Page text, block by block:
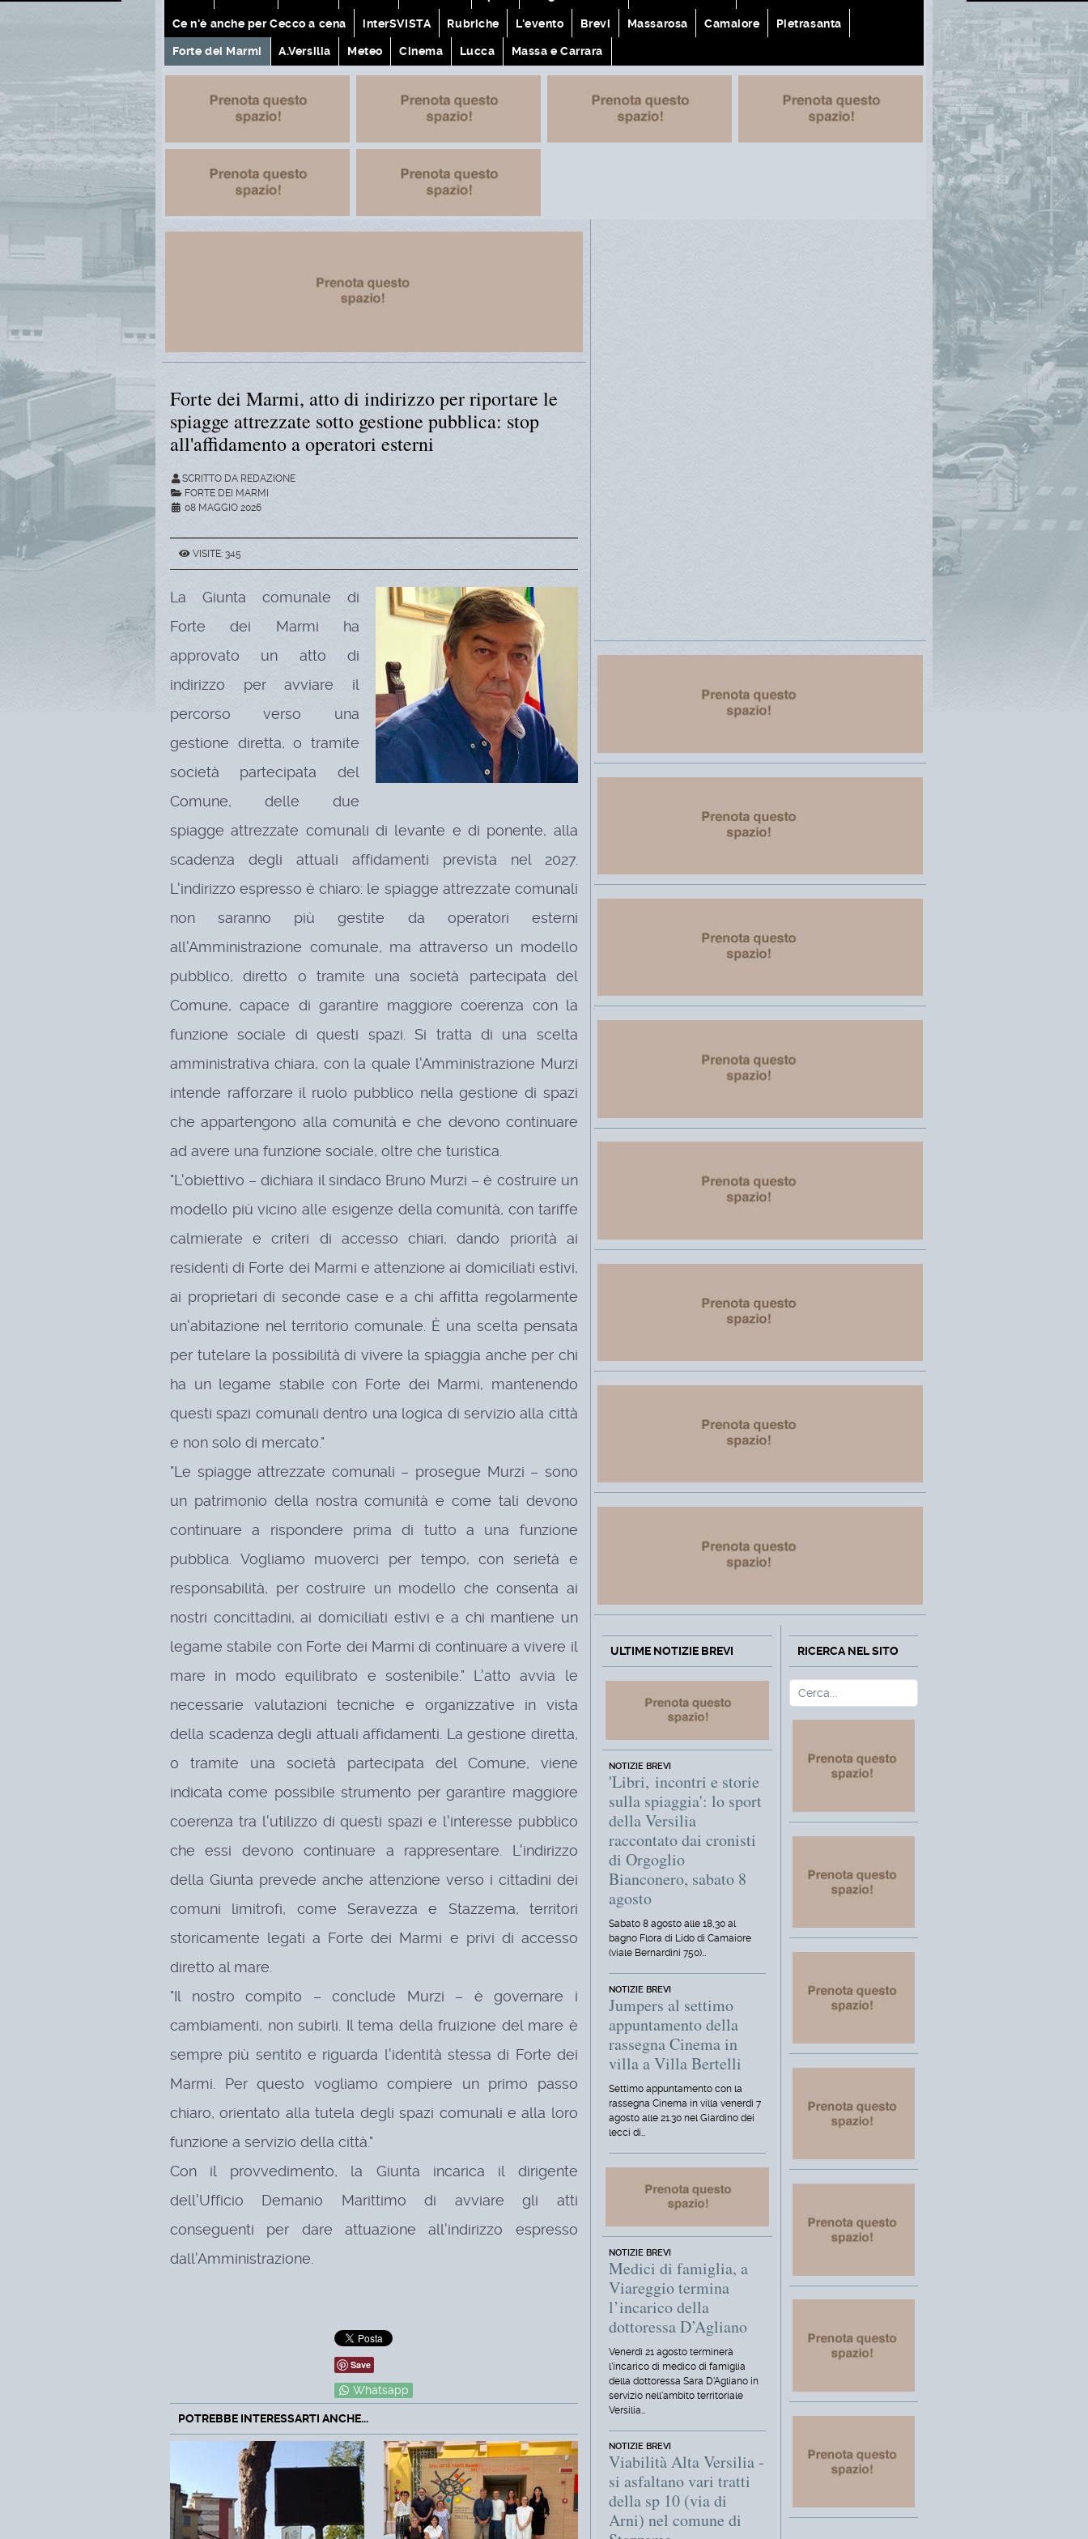
Ce n'è anche per Cecco a cena interSVISTA Rubriche L'evento Brevi Massarosa Camaiore Pietrasanta
Forte dei Marmi A.Versilia Meteo Cinema Lucca Massa e Carrara
Forte dei Marmi, atto di indirizzo per riportare le
spiagge attrezzate sotto gestione pubblica: stop
all'affidamento a operatori esterni
SCRITTO DA REDAZIONE
FORTE DEI MARMI
08 MAGGIO 2026
VISITE: 345
La Giunta comunale di
Forte dei Marmi ha
approvato un atto di
indirizzo per avviare il
percorso verso una
gestione diretta, o tramite
società partecipata del
Comune, delle due
spiagge attrezzate comunali di levante e di ponente, alla
scadenza degli attuali affidamenti prevista nel 2027.
L'indirizzo espresso è chiaro: le spiagge attrezzate comunali
non saranno più gestite da operatori esterni
all'Amministrazione comunale, ma attraverso un modello
pubblico, diretto o tramite una società partecipata del
Comune, capace di garantire maggiore coerenza con la
funzione sociale di questi spazi. Si tratta di una scelta
amministrativa chiara, con la quale l'Amministrazione Murzi
intende rafforzare il ruolo pubblico nella gestione di spazi
che appartengono alla comunità e che devono continuare
ad avere una funzione sociale, oltre che turistica.
"L'obiettivo – dichiara il sindaco Bruno Murzi – è costruire un
modello più vicino alle esigenze della comunità, con tariffe
calmierate e criteri di accesso chiari, dando priorità ai
residenti di Forte dei Marmi e attenzione ai domiciliati estivi,
ai proprietari di seconde case e a chi affitta regolarmente
un'abitazione nel territorio comunale. È una scelta pensata
per tutelare la possibilità di vivere la spiaggia anche per chi
ha un legame stabile con Forte dei Marmi, mantenendo
questi spazi comunali dentro una logica di servizio alla città
e non solo di mercato."
"Le spiagge attrezzate comunali – prosegue Murzi – sono
un patrimonio della nostra comunità e come tali devono
continuare a rispondere prima di tutto a una funzione
pubblica. Vogliamo muoverci per tempo, con serietà e
responsabilità, per costruire un modello che consenta ai
nostri concittadini, ai domiciliati estivi e a chi mantiene un
legame stabile con Forte dei Marmi di continuare a vivere il
mare in modo equilibrato e sostenibile." L'atto avvia le
necessarie valutazioni tecniche e organizzative in vista
della scadenza degli attuali affidamenti. La gestione diretta,
o tramite una società partecipata del Comune, viene
indicata come possibile strumento per garantire maggiore
coerenza tra l'utilizzo di questi spazi e l'interesse pubblico
che essi devono continuare a rappresentare. L'indirizzo
della Giunta prevede anche attenzione verso i cittadini dei
comuni limitrofi, come Seravezza e Stazzema, territori
storicamente legati a Forte dei Marmi e privi di accesso
diretto al mare.
"Il nostro compito – conclude Murzi – è governare i
cambiamenti, non subirli. Il tema della fruizione del mare è
sempre più sentito e riguarda l'identità stessa di Forte dei
Marmi. Per questo vogliamo compiere un primo passo
chiaro, orientato alla tutela degli spazi comunali e alla loro
funzione a servizio della città."
Con il provvedimento, la Giunta incarica il dirigente
dell'Ufficio Demanio Marittimo di avviare gli atti
conseguenti per dare attuazione all'indirizzo espresso
dall'Amministrazione.
Save
Whatsapp
POTREBBE INTERESSARTI ANCHE...
ULTIME NOTIZIE BREVI
NOTIZIE BREVI
'Libri, incontri e storie
sulla spiaggia': lo sport
della Versilia
raccontato dai cronisti
di Orgoglio
Bianconero, sabato 8
agosto
Sabato 8 agosto alle 18,30 al
bagno Flora di Lido di Camaiore
(viale Bernardini 750)…
NOTIZIE BREVI
Jumpers al settimo
appuntamento della
rassegna Cinema in
villa a Villa Bertelli
Settimo appuntamento con la
rassegna Cinema in villa venerdì 7
agosto alle 21.30 nel Giardino dei
lecci di…
NOTIZIE BREVI
Medici di famiglia, a
Viareggio termina
l’incarico della
dottoressa D’Agliano
Venerdì 21 agosto terminerà
l'incarico di medico di famiglia
della dottoressa Sara D'Agliano in
servizio nell'ambito territoriale
Versilia…
NOTIZIE BREVI
Viabilità Alta Versilia -
si asfaltano vari tratti
della sp 10 (via di
Arni) nel comune di
RICERCA NEL SITO
Cerca Type 2 or more characters